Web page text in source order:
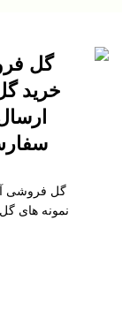
گل
خرید
گل فروشی
نمونه های